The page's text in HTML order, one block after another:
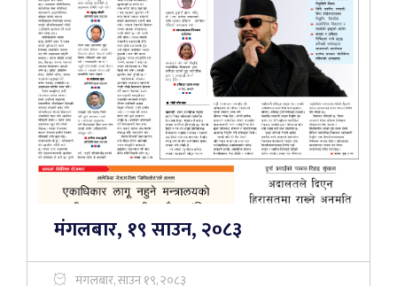
मंगलबार, १९ साउन, २०८३
मंगलबार, साउन १९, २०८३